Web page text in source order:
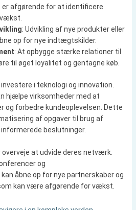
er afgørende for at identificere
: Udvikling af nye produkter eller
op for nye indtægtskilder.
: At opbygge stærke relationer til
til øget loyalitet og gentagne køb.
i teknologi og innovation.
hjælpe virksomheder med at
og forbedre kundeoplevelsen. Dette
af opgaver til brug af
beslutninger.
overveje at udvide deres netværk.
og
åbne op for nye partnerskaber og
kan være afgørende for vækst.